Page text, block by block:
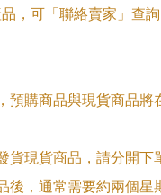
，可「聯絡賣家」查詢
預購商品與現貨商品將
貨現貨商品，請分開下
後，通常需要約兩個星